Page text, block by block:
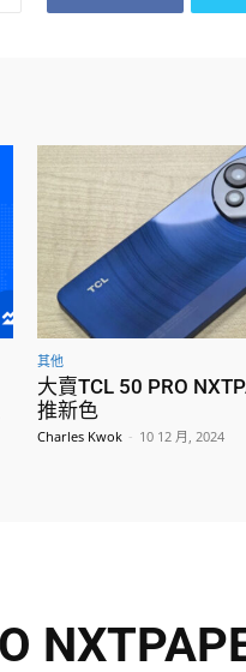
其他
大賣TCL 50 PRO
推新色
Charles Kwok - 10 12 月, 2024